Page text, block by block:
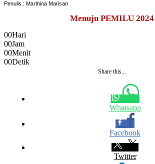
Penulis : Marthina Marisan
Menuju PEMILU 2024
00Hari
00Jam
00Menit
00Detik
Share this...
Whatsapp
Facebook
Twitter